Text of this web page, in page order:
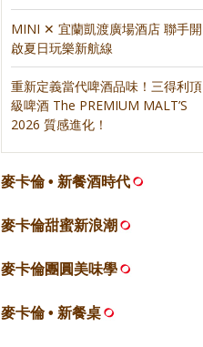
MINI ✕ 宜蘭凱渡廣場酒店 聯手開
啟夏日玩樂新航線
重新定義當代啤酒品味！三得利頂
級啤酒 The PREMIUM MALT’S
2026 質感進化！
麥卡倫 • 新餐酒時代
麥卡倫甜蜜新浪潮
麥卡倫團圓美味學
麥卡倫 • 新餐桌